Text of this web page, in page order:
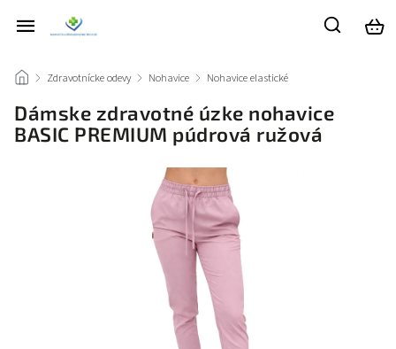
/ Zdravotnícke odevy / Nohavice / Nohavice elastické
Dámske zdravotné úzke nohavice
BASIC PREMIUM púdrová ružová